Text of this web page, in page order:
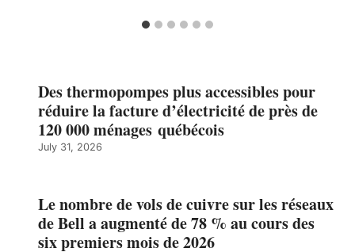
Des thermopompes plus accessibles pour
réduire la facture d’électricité de près de
120 000 ménages québécois
July 31, 2026
Le nombre de vols de cuivre sur les réseaux
de Bell a augmenté de 78 % au cours des
six premiers mois de 2026